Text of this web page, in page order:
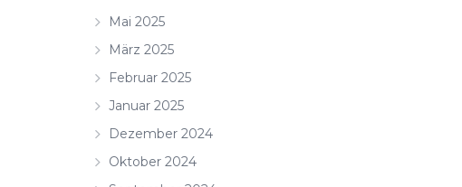
Mai 2025
März 2025
Februar 2025
Januar 2025
Dezember 2024
Oktober 2024